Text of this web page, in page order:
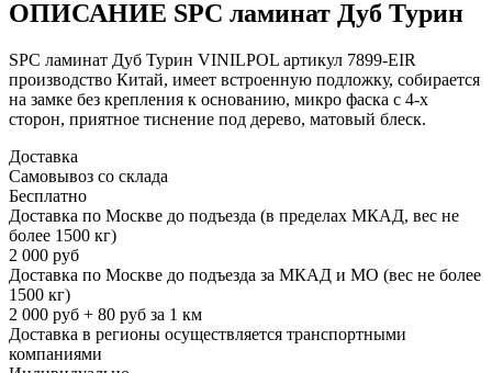
ОПИСАНИЕ SPC ламинат Дуб Турин
SPC ламинат Дуб Турин VINILPOL артикул 7899-EIR
производство Китай, имеет встроенную подложку, собирается
на замке без крепления к основанию, микро фаска с 4-х
сторон, приятное тиснение под дерево, матовый блеск.
Доставка
Самовывоз со склада
Бесплатно
Доставка по Москве до подъезда (в пределах МКАД, вес не
более 1500 кг)
2 000 руб
Доставка по Москве до подъезда за МКАД и МО (вес не более
1500 кг)
2 000 руб + 80 руб за 1 км
Доставка в регионы осуществляется транспортными
компаниями